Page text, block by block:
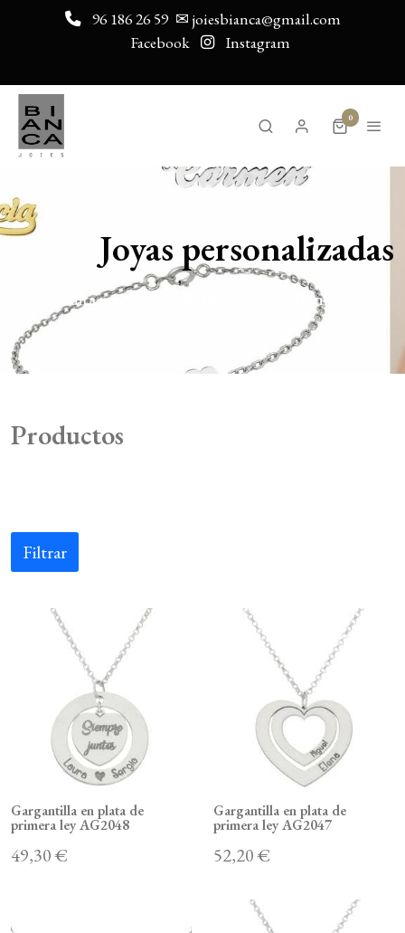
96 186 26 59 ✉ joiesbianca@gmail.com
Facebook
Instagram
0
Joyas personalizadas
Edita este texto con tu propio contenido
Productos
Filtrar
Gargantilla en plata de
primera ley AG2048
49,30 €
Gargantilla en plata de
primera ley AG2047
52,20 €